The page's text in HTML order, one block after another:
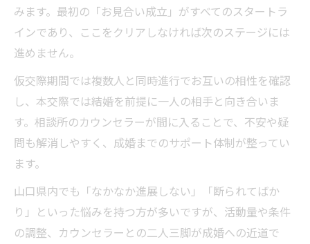
みます。最初の「お見合い成立」がすべてのスタートラ
インであり、ここをクリアしなければ次のステージには
進めません。
仮交際期間では複数人と同時進行でお互いの相性を確認
し、本交際では結婚を前提に一人の相手と向き合いま
す。相談所のカウンセラーが間に入ることで、不安や疑
問も解消しやすく、成婚までのサポート体制が整ってい
ます。
山口県内でも「なかなか進展しない」「断られてばか
り」といった悩みを持つ方が多いですが、活動量や条件
の調整、カウンセラーとの二人三脚が成婚への近道で